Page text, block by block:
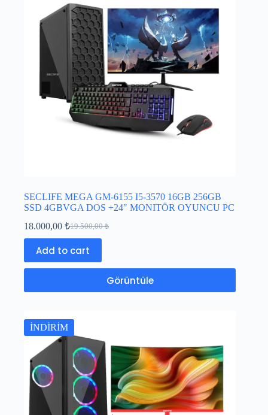
SECLIFE MEGA GM-6155 I5-3570 16GB 256GB
SSD 4GBVGA DOS +24″ MONITÖR OYUNCU PC
19.500,00₺
18.000,00 ₺
Add to cart
Görüntüle
İNDİRİM